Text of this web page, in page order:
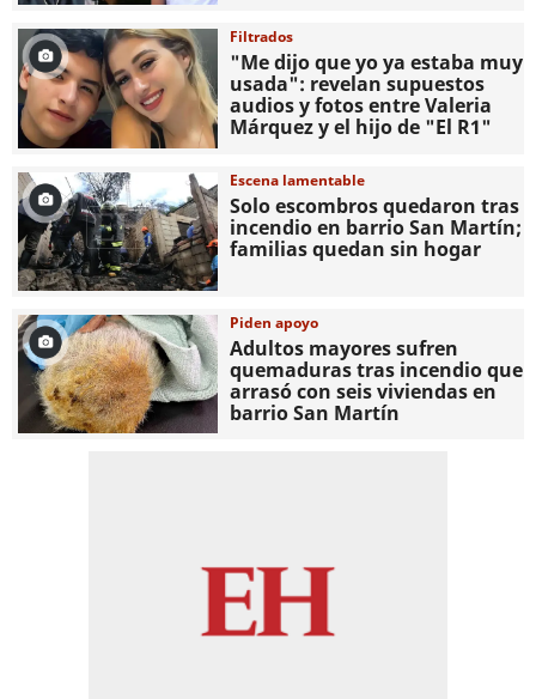
Filtrados
"Me dijo que yo ya estaba muy
usada": revelan supuestos
audios y fotos entre Valeria
Márquez y el hijo de "El R1"
Escena lamentable
Solo escombros quedaron tras
incendio en barrio San Martín;
familias quedan sin hogar
Piden apoyo
Adultos mayores sufren
quemaduras tras incendio que
arrasó con seis viviendas en
barrio San Martín